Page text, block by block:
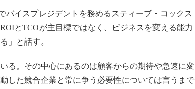
バイスプレジデントを務めるスティーブ・コックス
とTCOが主目標ではなく、ビジネスを変える能力
」と話す。
る。その中心にあるのは顧客からの期待や急速に変
した競合企業と常に争う必要性については言うまで